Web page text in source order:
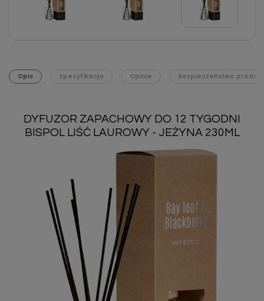
Opis Specyfikacja Opinie Bezpieczeństwo
DYFUZOR ZAPACHOWY DO 12 TYGODNI
BISPOL LIŚĆ LAUROWY - JEŻYNA 230ML